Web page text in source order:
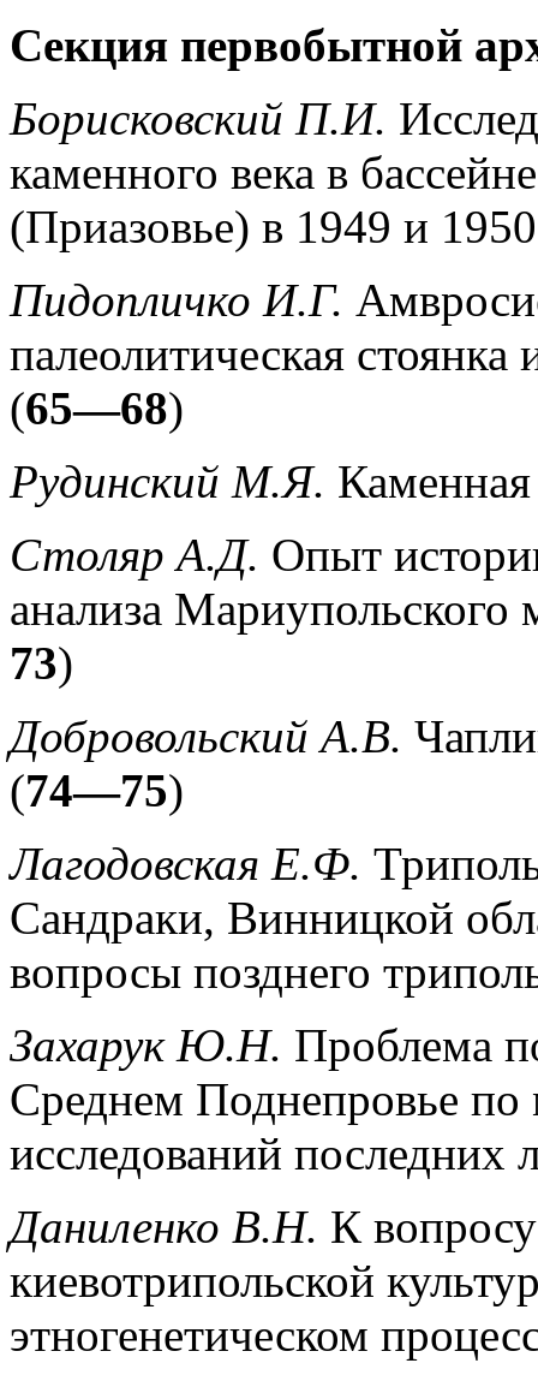
Секция первобытной
Борисковский П.И.
каменного века в
(Приазовье) в 1949 и
Пидопличко И.Г.
палеолитическая стоянка
(65—68)
Рудинский М.Я.
Столяр А.Д. Опыт
анализа Мариупольского
73)
Добровольский А.В.
(74—75)
Лагодовская Е.Ф.
Сандраки, Винницкой
вопросы позднего
Захарук Ю.Н. Проблема
Среднем Поднепровье по
исследований последних
Даниленко В.Н. К
киевотрипольской
этногенетическом